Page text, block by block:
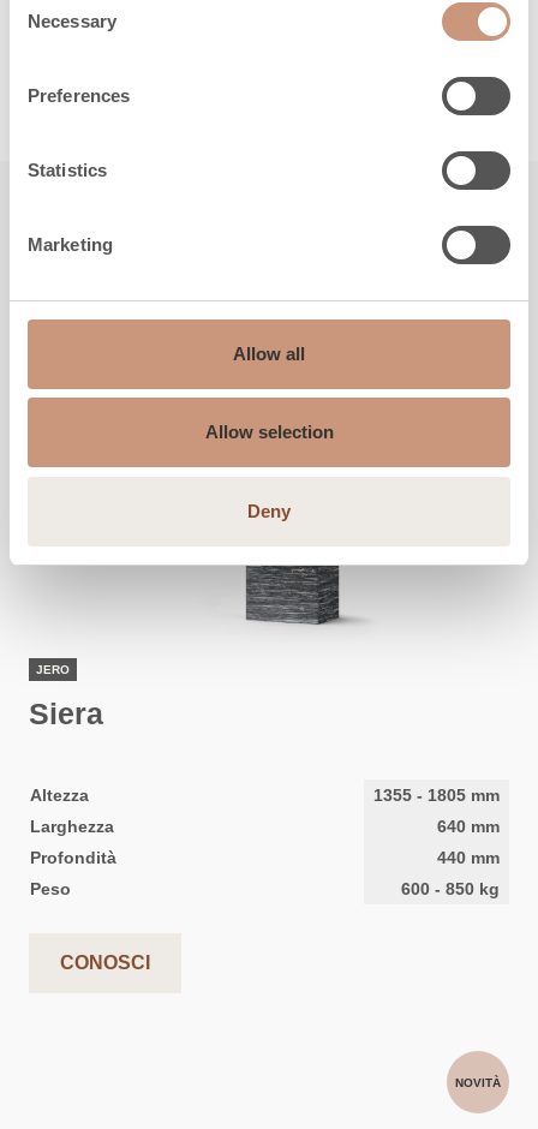
Selection
Necessary
Preferences
Statistics
Marketing
Allow all
Allow selection
Deny
Conosci anche tu
JERO
Siera
Altezza 1355 - 1805 mm
Larghezza
640 mm
Profondità
440 mm
Peso
600 - 850 kg
CONOSCI
NOVITÀ